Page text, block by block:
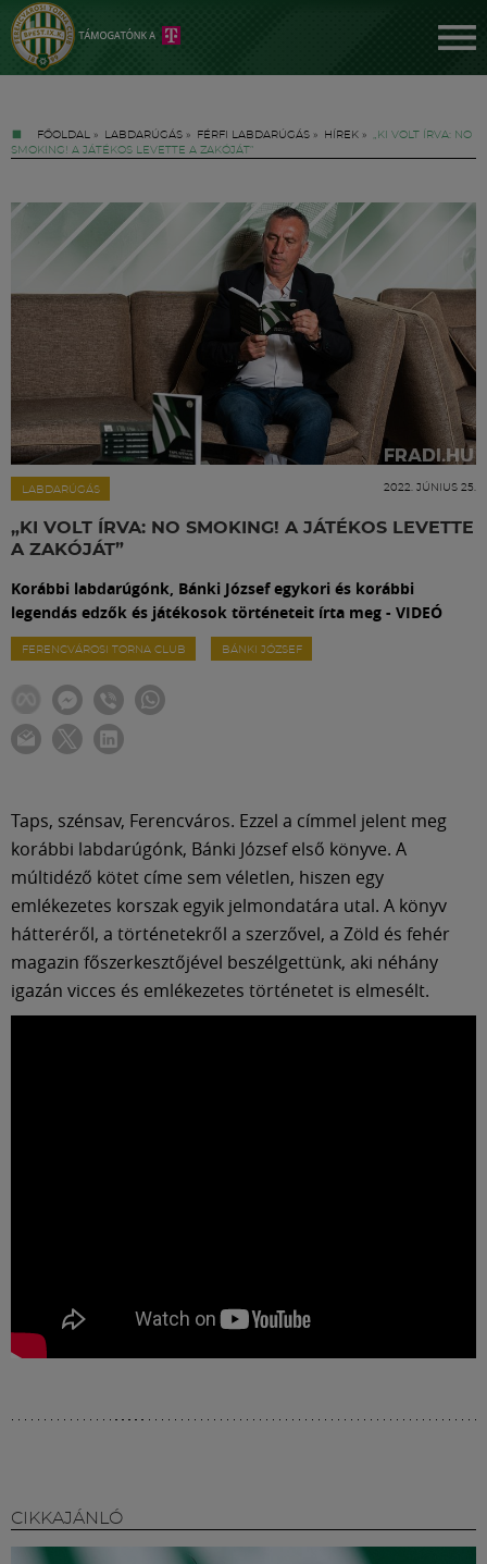
FŐOLDAL » LABDARÚGÁS » FÉRFI LABDARÚGÁS » HÍREK » „KI VOLT ÍRVA: NO
SMOKING! A JÁTÉKOS LEVETTE A ZAKÓJÁT”
LABDARÚGÁS 2022. JÚNIUS 25.
„KI VOLT ÍRVA: NO SMOKING! A JÁTÉKOS LEVETTE
A ZAKÓJÁT”
Korábbi labdarúgónk, Bánki József egykori és korábbi
legendás edzők és játékosok történeteit írta meg - VIDEÓ
FERENCVÁROSI TORNA CLUB BÁNKI JÓZSEF
Taps, szénsav, Ferencváros. Ezzel a címmel jelent meg
korábbi labdarúgónk, Bánki József első könyve. A
múltidéző kötet címe sem véletlen, hiszen egy
emlékezetes korszak egyik jelmondatára utal. A könyv
hátteréről, a történetekről a szerzővel, a Zöld és fehér
magazin főszerkesztőjével beszélgettünk, aki néhány
igazán vicces és emlékezetes történetet is elmesélt.
CIKKAJÁNLÓ
Jegyek
FM YouTube +
Hírek
Labdarúgás
Meccscenter
Klub
Shop
Közösség
Múzeum